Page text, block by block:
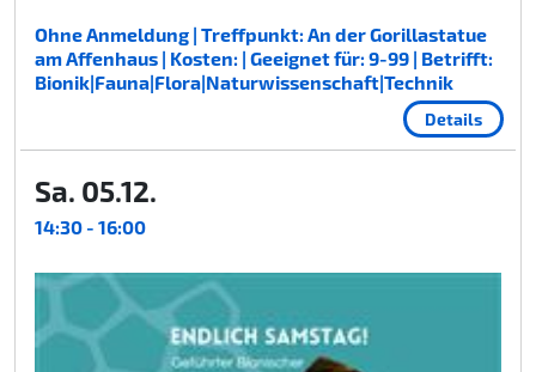
Ohne Anmeldung | Treffpunkt: An der Gorillastatue
am Affenhaus | Kosten: | Geeignet für: 9-99 | Betrifft:
Bionik|Fauna|Flora|Naturwissenschaft|Technik
Details
Sa. 05.12.
14:30 - 16:00